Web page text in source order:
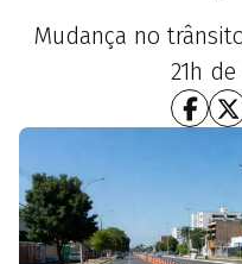
Mudança no
21h